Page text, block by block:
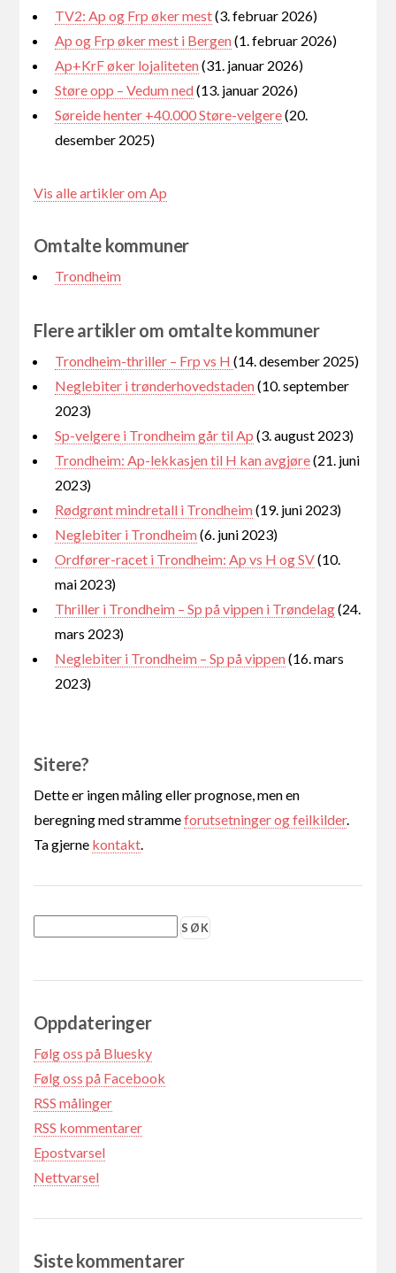
TV2: Ap og Frp øker mest(3. februar 2026)
Ap og Frp øker mest i Bergen(1. februar 2026)
Ap+KrF øker lojaliteten(31. januar 2026)
Støre opp – Vedum ned(13. januar 2026)
Søreide henter +40.000 Støre-velgere(20.
desember 2025)
Vis alle artikler om Ap
Omtalte kommuner
Trondheim
Flere artikler om omtalte kommuner
Trondheim-thriller – Frp vs H(14. desember 2025)
Neglebiter i trønderhovedstaden(10. september
2023)
Sp-velgere i Trondheim går til Ap (3. august 2023)
Trondheim: Ap-lekkasjen til H kan avgjøre(21. juni
2023)
Rødgrønt mindretall i Trondheim(19. juni 2023)
Neglebiter i Trondheim(6. juni 2023)
Ordfører-racet i Trondheim: Ap vs H og SV(10.
mai 2023)
Thriller i Trondheim – Sp på vippen i Trøndelag(24.
mars 2023)
Neglebiter i Trondheim – Sp på vippen(16. mars
2023)
Sitere?
Dette er ingen måling eller prognose, men en
beregning med strammeforutsetninger og feilkilder.
Ta gjerne kontakt.
Oppdateringer
Følg oss på Bluesky
Følg oss på Facebook
RSS målinger
RSS kommentarer
Epostvarsel
Nettvarsel
Siste kommentarer